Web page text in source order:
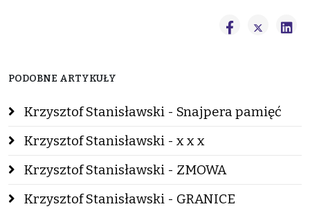
PODOBNE ARTYKUŁY
Krzysztof Stanisławski - Snajpera pamięć
Krzysztof Stanisławski - x x x
Krzysztof Stanisławski - ZMOWA
Krzysztof Stanisławski - GRANICE